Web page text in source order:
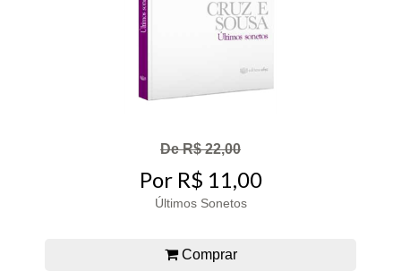
De R$ 22,00
Por R$ 11,00
Últimos Sonetos
Comprar